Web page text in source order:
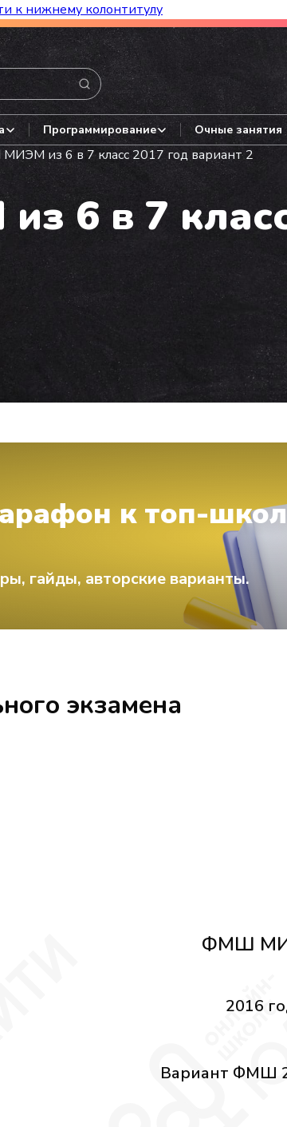
к нижнему колонтитулу
Видеоразборы, гайды,
Программирование Очные занятия
из 6 в 7 класс 2017 год вариант 2
6 в 7
к топ-
гайды, авторские варианты.
экзамена
ФМШ
2016
Вариант ФМШ